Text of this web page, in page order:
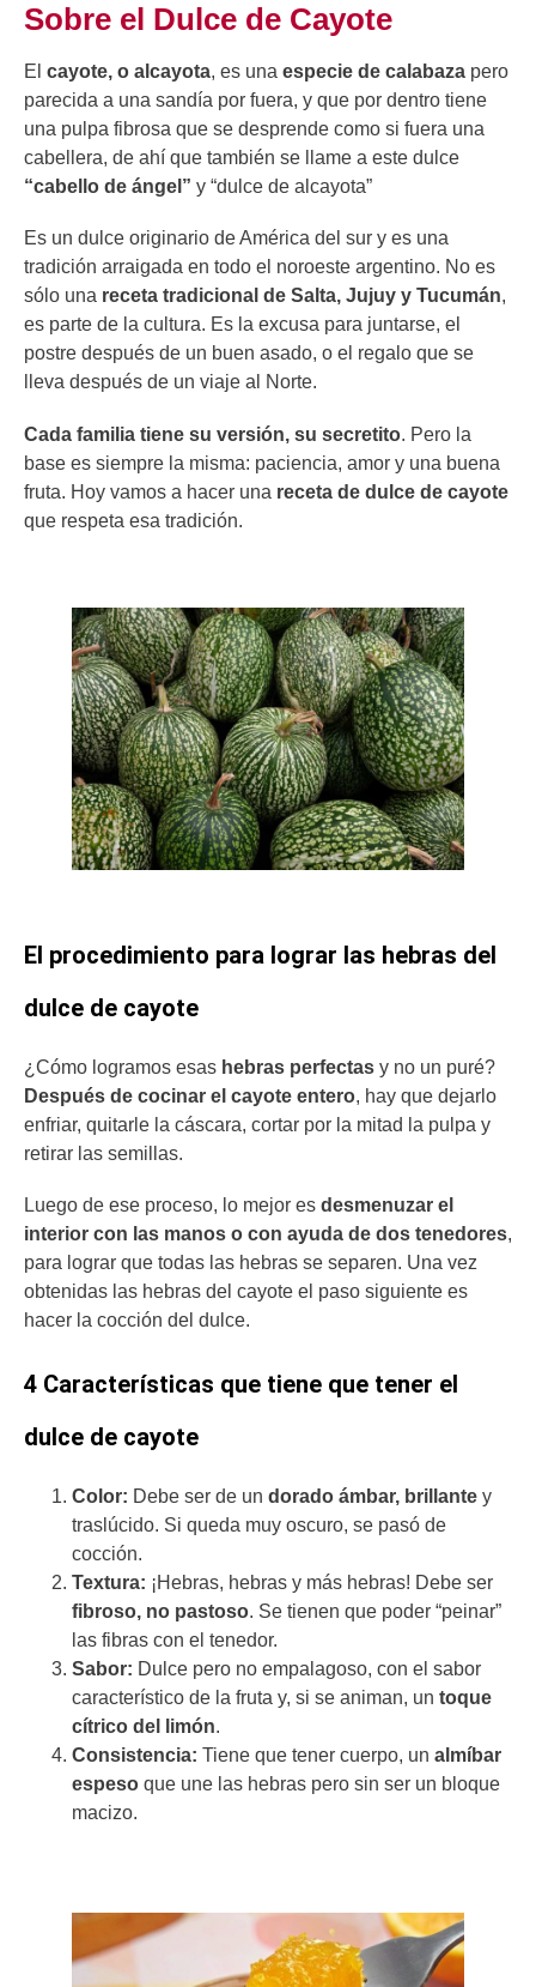
Sobre el Dulce de Cayote
El cayote, o alcayota, es una especie de calabaza pero
parecida a una sandía por fuera, y que por dentro tiene
una pulpa fibrosa que se desprende como si fuera una
cabellera, de ahí que también se llame a este dulce
“cabello de ángel” y “dulce de alcayota”
Es un dulce originario de América del sur y es una
tradición arraigada en todo el noroeste argentino. No es
sólo una receta tradicional de Salta, Jujuy y Tucumán,
es parte de la cultura. Es la excusa para juntarse, el
postre después de un buen asado, o el regalo que se
lleva después de un viaje al Norte.
Cada familia tiene su versión, su secretito. Pero la
base es siempre la misma: paciencia, amor y una buena
fruta. Hoy vamos a hacer una receta de dulce de cayote
que respeta esa tradición.
El procedimiento para lograr las hebras del
dulce de cayote
¿Cómo logramos esas hebras perfectas y no un puré?
Después de cocinar el cayote entero, hay que dejarlo
enfriar, quitarle la cáscara, cortar por la mitad la pulpa y
retirar las semillas.
Luego de ese proceso, lo mejor es desmenuzar el
interior con las manos o con ayuda de dos tenedores,
para lograr que todas las hebras se separen. Una vez
obtenidas las hebras del cayote el paso siguiente es
hacer la cocción del dulce.
4 Características que tiene que tener el
dulce de cayote
Color: Debe ser de un dorado ámbar, brillante y
traslúcido. Si queda muy oscuro, se pasó de
cocción.
Textura: ¡Hebras, hebras y más hebras! Debe ser
fibroso, no pastoso. Se tienen que poder “peinar”
las fibras con el tenedor.
Sabor: Dulce pero no empalagoso, con el sabor
característico de la fruta y, si se animan, un toque
cítrico del limón.
Consistencia: Tiene que tener cuerpo, un almíbar
espeso que une las hebras pero sin ser un bloque
macizo.